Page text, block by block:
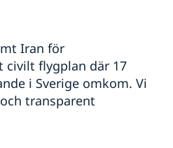
Iran för
civilt flygplan där 17
i Sverige omkom. Vi
transparent